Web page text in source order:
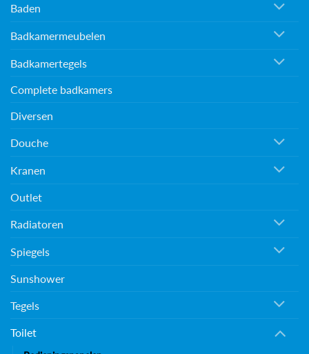
Baden
Badkamermeubelen
Badkamertegels
Complete badkamers
Diversen
Douche
Kranen
Outlet
Radiatoren
Spiegels
Sunshower
Tegels
Toilet